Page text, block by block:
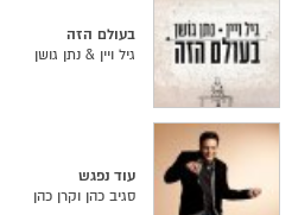
בעולם הזה
גיל ויין & נתן גושן
עוד נפגש
סגיב כהן וקרן כהן